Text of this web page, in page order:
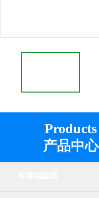
Products
产品中心